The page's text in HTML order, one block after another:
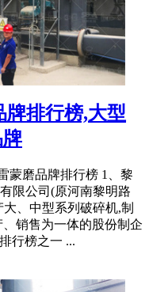
牌排行榜,大型
蒙磨品牌排行榜 1、黎
限公司(原河南黎明路
、中型系列破碎机,制
销售为一体的股份制企
行榜之一 ...